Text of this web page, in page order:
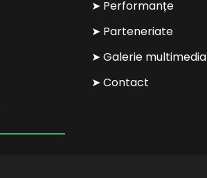
➤ Performanțe
➤ Parteneriate
➤ Galerie multimedia
➤ Contact